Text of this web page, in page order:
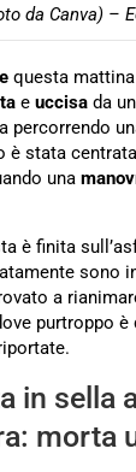
da Canva) –
questa
e uccisa da
percorrendo
è stata
una
è finita
sono
a
purtroppo è
in sella
morta